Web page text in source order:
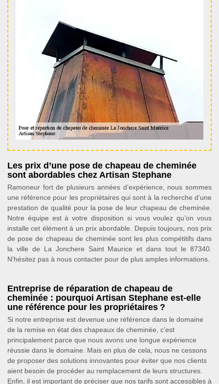
Les prix d’une pose de chapeau de cheminée
sont abordables chez Artisan Stephane
Ramoneur fort de plusieurs années d’expérience, nous sommes
une référence pour les propriétaires qui sont à la recherche d’une
prestation de qualité pour la pose de leur chapeau de cheminée.
Notre équipe est à votre disposition si vous voulez qu’on vous
installe cet élément à un prix abordable. Depuis toujours, nos prix
de pose de chapeau de cheminée sont les plus compétitifs dans
la ville de La Jonchere Saint Maurice et dans tout le 87340.
N’hésitez pas à nous contacter pour de plus amples informations.
Entreprise de réparation de chapeau de
cheminée : pourquoi Artisan Stephane est-elle
une référence pour les propriétaires ?
Si notre entreprise est devenue une référence dans le domaine
de la remise en état des chapeaux de cheminée, c’est
principalement parce que nous avons une longue expérience
réussie dans le domaine. Mais en plus de cela, nous ne cessons
de proposer des solutions innovantes pour éviter que nos clients
aient besoin de procéder au remplacement de leurs structures.
Enfin, il est important de préciser que nos tarifs sont accessibles à